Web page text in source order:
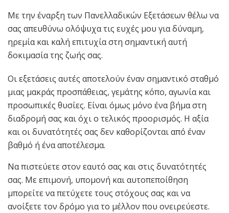
Με την έναρξη των Πανελλαδικών Εξετάσεων θέλω να
σας απευθύνω ολόψυχα τις ευχές μου για δύναμη,
ηρεμία και καλή επιτυχία στη σημαντική αυτή
δοκιμασία της ζωής σας.
Οι εξετάσεις αυτές αποτελούν έναν σημαντικό σταθμό
μιας μακράς προσπάθειας, γεμάτης κόπο, αγωνία και
προσωπικές θυσίες. Είναι όμως μόνο ένα βήμα στη
διαδρομή σας και όχι ο τελικός προορισμός. Η αξία
και οι δυνατότητές σας δεν καθορίζονται από έναν
βαθμό ή ένα αποτέλεσμα.
Να πιστεύετε στον εαυτό σας και στις δυνατότητές
σας. Με επιμονή, υπομονή και αυτοπεποίθηση
μπορείτε να πετύχετε τους στόχους σας και να
ανοίξετε τον δρόμο για το μέλλον που ονειρεύεστε.